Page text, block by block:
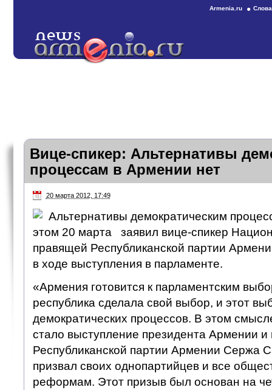
Armenia.ru
Вице-спикер: Альтернативы
процессам в Армении нет
20 марта 2012, 17:49
Альтернативы демократическим
этом 20 марта заявил вице-спикер
правящей Республиканской партии
в ходе выступления в парламенте.
«Армения готовится к парламентским
республика сделала свой выбор, и этот
демократических процессов. В этом
стало выступление президента Армении и
Республиканской партии Армении Сержа
призвал своих однопартийцев и все
реформам. Этот призыв был основан на